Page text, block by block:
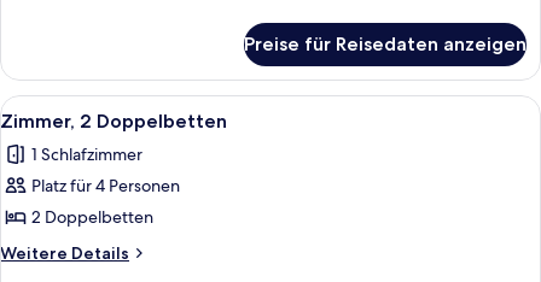
anzeigen
1 King-
Bett
und
Preise für Reisedaten anzeigen
Alle
Fotos
für
Zimmer,
2 Doppelbetten
anzeigen
Ein Hotelzimmer mit zwei Betten,
6
Zimmer, 2 Doppelbetten
1 Schlafzimmer
Platz für 4 Personen
2 Doppelbetten
Weitere Details
Weitere